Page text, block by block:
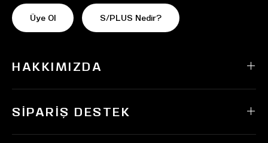
Üye Ol S/PLUS Nedir?
HAKKIMIZDA
SIPARIŞ DESTEK